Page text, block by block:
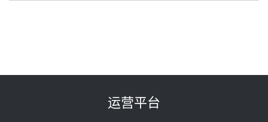
电机组灵活性改造项目三元液态盐
运营平台